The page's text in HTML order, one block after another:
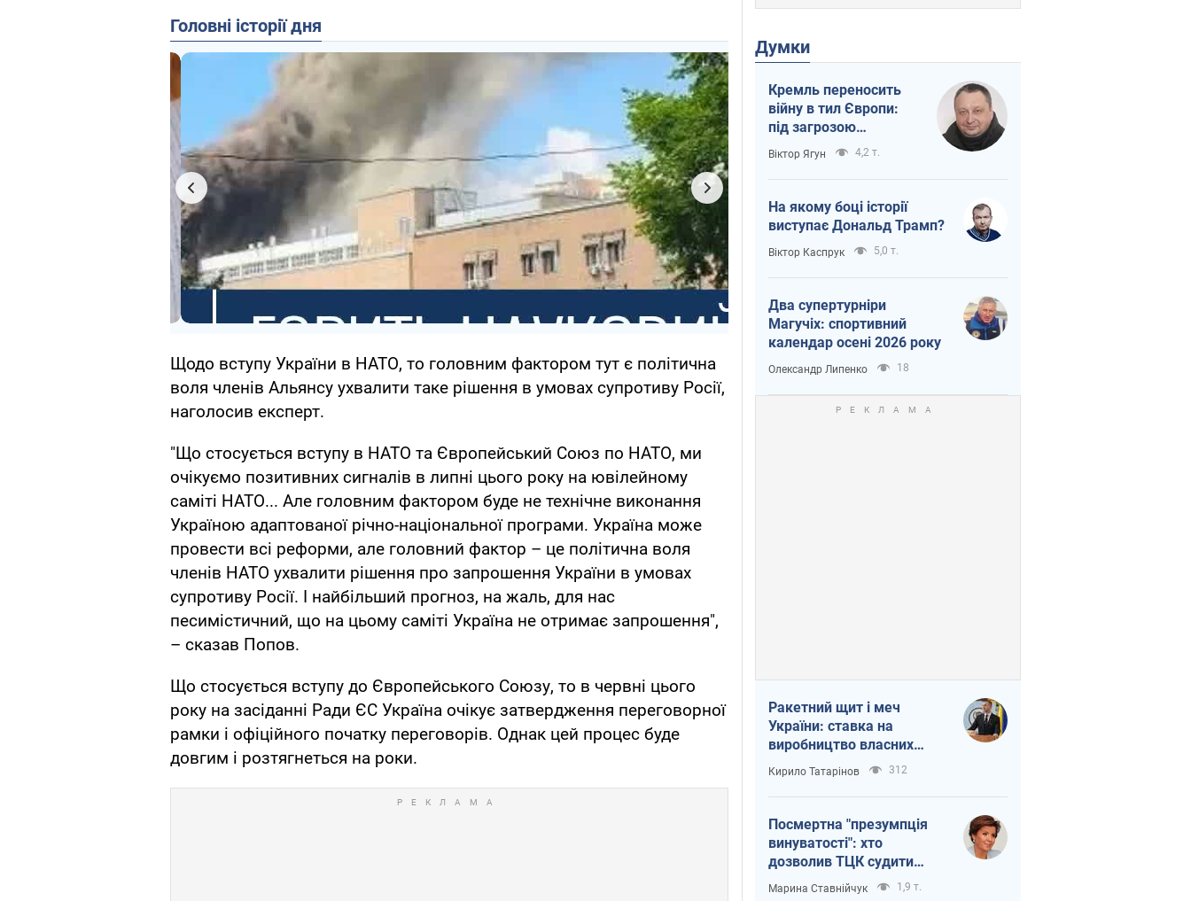
Головні історії дня
Щодо вступу України в НАТО, то головним фактором тут є політична
воля членів Альянсу ухвалити таке рішення в умовах супротиву Росії,
наголосив експерт.
"Що стосується вступу в НАТО та Європейський Союз по НАТО, ми
очікуємо позитивних сигналів в липні цього року на ювілейному
саміті НАТО... Але головним фактором буде не технічне виконання
Україною адаптованої річно-національної програми. Україна може
провести всі реформи, але головний фактор – це політична воля
членів НАТО ухвалити рішення про запрошення України в умовах
супротиву Росії. І найбільший прогноз, на жаль, для нас
песимістичний, що на цьому саміті Україна не отримає запрошення",
– сказав Попов.
Що стосується вступу до Європейського Союзу, то в червні цього
року на засіданні Ради ЄС Україна очікує затвердження переговорної
рамки і офіційного початку переговорів. Однак цей процес буде
довгим і розтягнеться на роки.
Думки
Кремль переносить
війну в тил Європи:
під загрозою
критична логістика
Віктор Ягун 4,2 т.
На якому боці історії
виступає Дональд Трамп?
Віктор Каспрук 5,0 т.
Два супертурніри
Магучіх: спортивний
календар осені 2026 року
Олександр Липенко 18
Ракетний щит і меч
України: ставка на
виробництво власних
ракет
Кирило Татарінов 312
Посмертна "презумпція
винуватості": хто
дозволив ТЦК судити
загиблих захисників
Марина Ставнійчук 1,9 т.